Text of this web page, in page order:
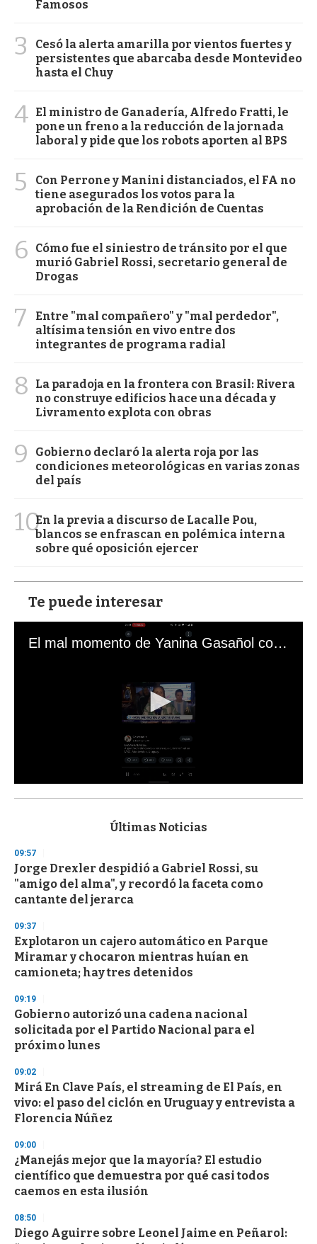
Famosos
3
Cesó la alerta amarilla por vientos fuertes y
persistentes que abarcaba desde Montevideo
hasta el Chuy
4 El ministro de Ganadería, Alfredo Fratti, le
pone un freno a la reducción de la jornada
laboral y pide que los robots aporten al BPS
5
Con Perrone y Manini distanciados, el FA no
tiene asegurados los votos para la
aprobación de la Rendición de Cuentas
6
Cómo fue el siniestro de tránsito por el que
murió Gabriel Rossi, secretario general de
Drogas
7
Entre "mal compañero" y "mal perdedor",
altísima tensión en vivo entre dos
integrantes de programa radial
8
La paradoja en la frontera con Brasil: Rivera
no construye edificios hace una década y
Livramento explota con obras
9
Gobierno declaró la alerta roja por las
condiciones meteorológicas en varias zonas
del país
10En la previa a discurso de Lacalle Pou,
blancos se enfrascan en polémica interna
sobre qué oposición ejercer
Te puede interesar
El mal momento de Yanina Gasañol con un hincha argentino en "Subrayado"
s
d
s
o
3
s
e
c
o
n
Últimas Noticias
09:57
Jorge Drexler despidió a Gabriel Rossi, su
"amigo del alma", y recordó la faceta como
cantante del jerarca
09:37
Explotaron un cajero automático en Parque
Miramar y chocaron mientras huían en
camioneta; hay tres detenidos
09:19
Gobierno autorizó una cadena nacional
solicitada por el Partido Nacional para el
próximo lunes
09:02
Mirá En Clave País, el streaming de El País, en
vivo: el paso del ciclón en Uruguay y entrevista a
Florencia Núñez
09:00
¿Manejás mejor que la mayoría? El estudio
científico que demuestra por qué casi todos
caemos en esta ilusión
08:50
Diego Aguirre sobre Leonel Jaime en Peñarol: